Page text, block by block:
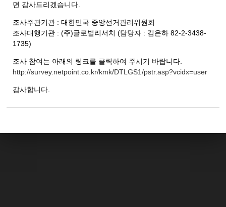
면 감사드리겠습니다.
조사주관기관 : 대한민국 중앙선거관리위원회
조사대행기관 : (주)글로벌리서치 (담당자 : 김은하 82-2-3438-
1735)
조사 참여는 아래의 링크를 클릭하여 주시기 바랍니다.
http://survey.netpoint.co.kr/kmk/DTLGS1/pstr.asp?vcidx=user
감사합니다.